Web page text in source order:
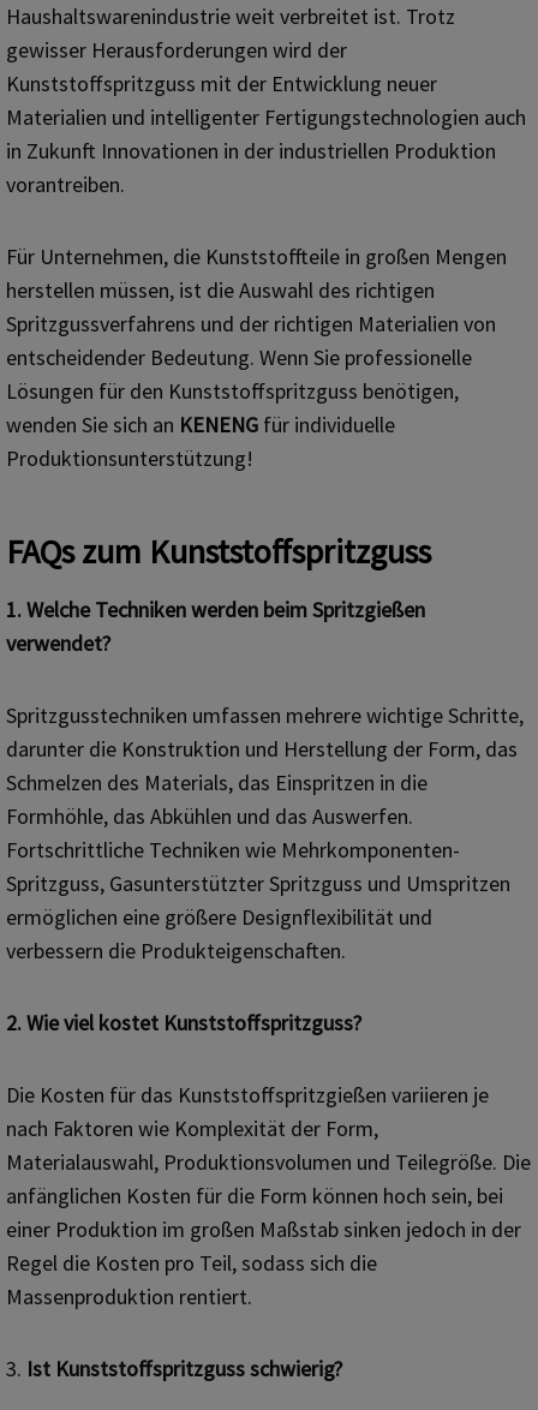
Haushaltswarenindustrie weit verbreitet ist. Trotz
gewisser Herausforderungen wird der
Kunststoffspritzguss mit der Entwicklung neuer
Materialien und intelligenter Fertigungstechnologien auch
in Zukunft Innovationen in der industriellen Produktion
vorantreiben.
Für Unternehmen, die Kunststoffteile in großen Mengen
herstellen müssen, ist die Auswahl des richtigen
Spritzgussverfahrens und der richtigen Materialien von
entscheidender Bedeutung. Wenn Sie professionelle
Lösungen für den Kunststoffspritzguss benötigen,
wenden Sie sich an KENENG für individuelle
Produktionsunterstützung!
FAQs zum Kunststoffspritzguss
1.Welche Techniken werden beim Spritzgießen
verwendet?
Spritzgusstechniken umfassen mehrere wichtige Schritte,
darunter die Konstruktion und Herstellung der Form, das
Schmelzen des Materials, das Einspritzen in die
Formhöhle, das Abkühlen und das Auswerfen.
Fortschrittliche Techniken wie Mehrkomponenten-
Spritzguss, Gasunterstützter Spritzguss und Umspritzen
ermöglichen eine größere Designflexibilität und
verbessern die Produkteigenschaften.
2.Wie viel kostet Kunststoffspritzguss?
Die Kosten für das Kunststoffspritzgießen variieren je
nach Faktoren wie Komplexität der Form,
Materialauswahl, Produktionsvolumen und Teilegröße. Die
anfänglichen Kosten für die Form können hoch sein, bei
einer Produktion im großen Maßstab sinken jedoch in der
Regel die Kosten pro Teil, sodass sich die
Massenproduktion rentiert.
3. Ist Kunststoffspritzguss schwierig?